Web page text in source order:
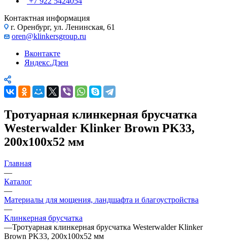
Контактная информация
г. Оренбург, ул. Ленинская, 61
oren@klinkersgroup.ru
Вконтакте
Яндекс.Дзен
Тротуарная клинкерная брусчатка
Westerwalder Klinker Brown PK33,
200х100х52 мм
Главная
—
Каталог
—
Материалы для мощения, ландшафта и благоустройства
—
Клинкерная брусчатка
—Тротуарная клинкерная брусчатка Westerwalder Klinker
Brown PK33, 200х100х52 мм